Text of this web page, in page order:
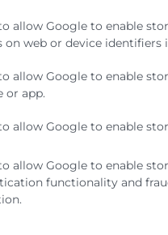
allow Google to enable
on web or device identifiers
allow Google to enable
or app.
allow Google to enable
allow Google to enable
functionality and
07/07/2026.- El
Valencia, José Vicente
School of Economics,
la
MÁS »